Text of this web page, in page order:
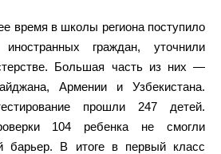
время в школы региона поступило
граждан, уточнили
Большая часть из них —
Армении и Узбекистана.
прошли 247 детей.
104 ребенка не смогли
барьер. В итоге в первый класс